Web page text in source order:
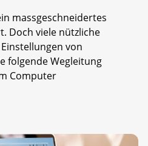
massgeschneidertes
Doch viele nützliche
von
folgende Wegleitung
Computer